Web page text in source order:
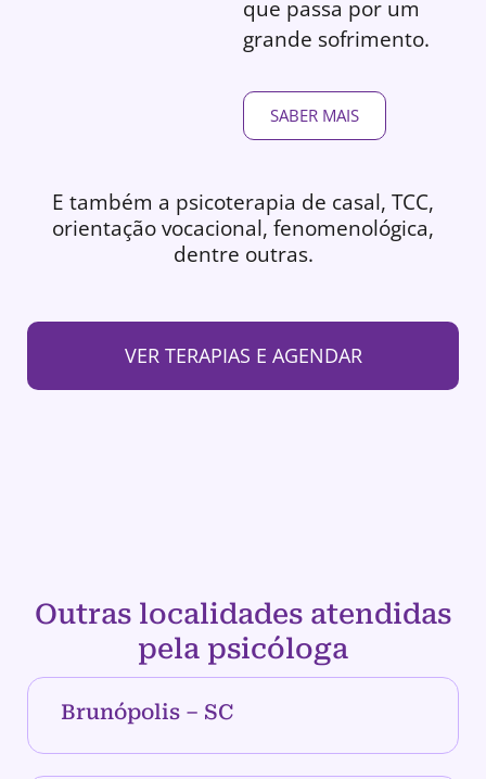
que passa por um
grande sofrimento.
SABER MAIS
E também a psicoterapia de casal, TCC,
orientação vocacional, fenomenológica,
dentre outras.
VER TERAPIAS E AGENDAR
Outras localidades atendidas
pela psicóloga
Brunópolis – SC